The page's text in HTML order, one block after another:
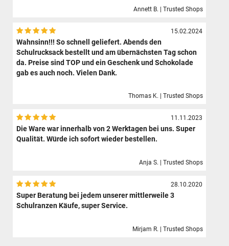
Annett B. | Trusted Shops
15.02.2024
Wahnsinn!!! So schnell geliefert. Abends den
Schulrucksack bestellt und am übernächsten Tag schon
da. Preise sind TOP und ein Geschenk und Schokolade
gab es auch noch. Vielen Dank.
Thomas K. | Trusted Shops
11.11.2023
Die Ware war innerhalb von 2 Werktagen bei uns. Super
Qualität. Würde ich sofort wieder bestellen.
Anja S. | Trusted Shops
28.10.2020
Super Beratung bei jedem unserer mittlerweile 3
Schulranzen Käufe, super Service.
Mirjam R. | Trusted Shops